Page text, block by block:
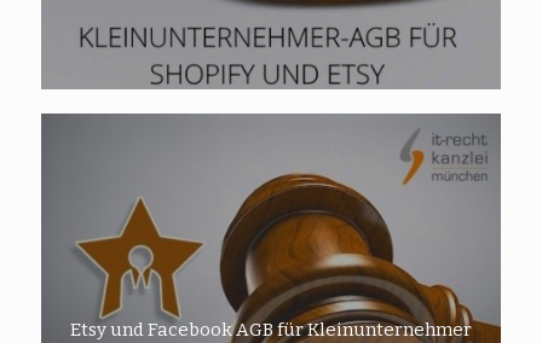
Etsy und Facebook AGB für Kleinunternehmer